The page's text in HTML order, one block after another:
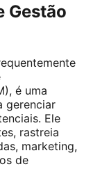
Gestão
é uma
gerenciar
Ele
rastreia
marketing,
de